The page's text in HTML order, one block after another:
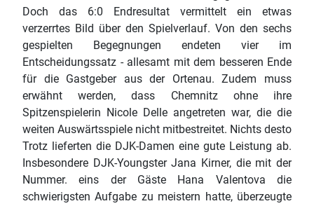
Doch das 6:0 Endresultat vermittelt ein etwas
verzerrtes Bild über den Spielverlauf. Von den sechs
gespielten Begegnungen endeten vier im
Entscheidungssatz - allesamt mit dem besseren Ende
für die Gastgeber aus der Ortenau. Zudem muss
erwähnt werden, dass Chemnitz ohne ihre
Spitzenspielerin Nicole Delle angetreten war, die die
weiten Auswärtsspiele nicht mitbestreitet. Nichts desto
Trotz lieferten die DJK-Damen eine gute Leistung ab.
Insbesondere DJK-Youngster Jana Kirner, die mit der
Nummer. eins der Gäste Hana Valentova die
schwierigsten Aufgabe zu meistern hatte, überzeugte